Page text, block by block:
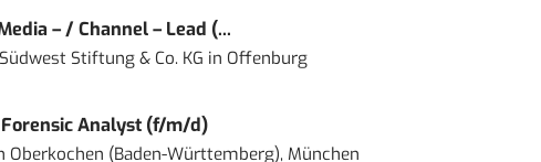
– / Channel – Lead (...
Stiftung & Co. KG in Offenburg
Analyst (f/m/d)
Oberkochen (Baden-Württemberg), München